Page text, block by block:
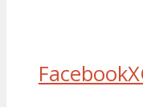
FacebookX